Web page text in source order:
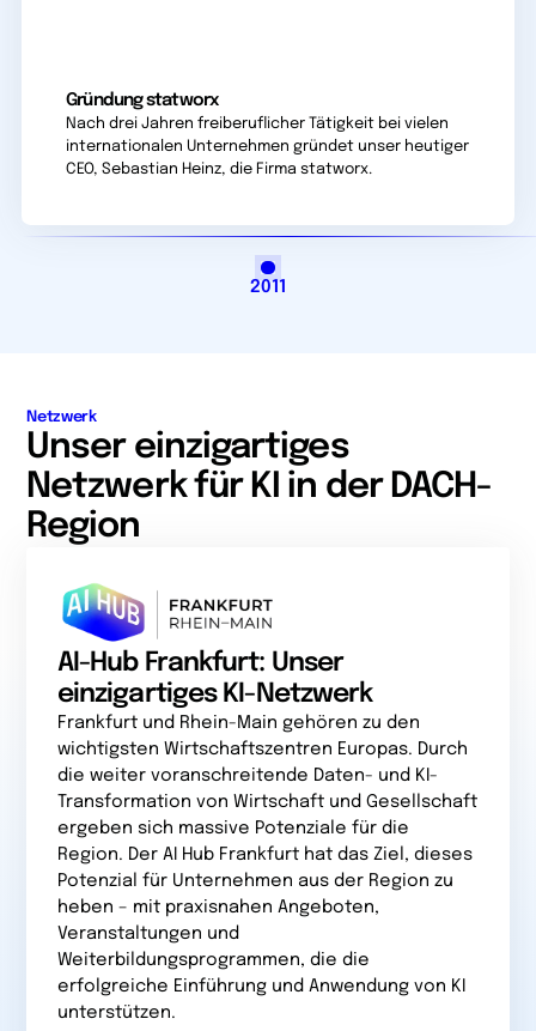
Gründung statworx
Nach drei Jahren freiberuflicher Tätigkeit bei vielen
internationalen Unternehmen gründet unser heutiger
CEO, Sebastian Heinz, die Firma statworx.
2011
Netzwerk
Unser einzigartiges
Netzwerk für KI in der DACH-
Region
AI-Hub Frankfurt: Unser
einzigartiges KI-Netzwerk
Frankfurt und Rhein-Main gehören zu den
wichtigsten Wirtschaftszentren Europas. Durch
die weiter voranschreitende Daten- und KI-
Transformation von Wirtschaft und Gesellschaft
ergeben sich massive Potenziale für die
Region. Der AI Hub Frankfurt hat das Ziel, dieses
Potenzial für Unternehmen aus der Region zu
heben – mit praxisnahen Angeboten,
Veranstaltungen und
Weiterbildungsprogrammen, die die
erfolgreiche Einführung und Anwendung von KI
unterstützen.